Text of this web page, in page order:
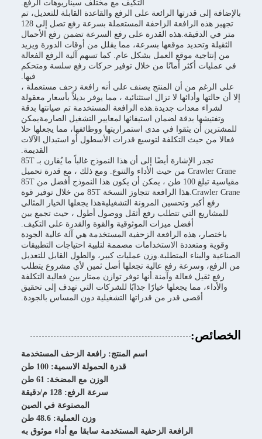
التكيف مع مختلف سيناريوهات الرفع.
بالإضافة إلى قدرتها الرائعة على الرفع والقاعدة القابلة للتعديل، تم
تجهيز هذه الرافعة الزاحفة المستعملة بسرعة رفع تصل إلى 128
متر في الدقيقة.هذه القدرة على رفع السرعة تضمن رفع الأحمال
الثقيلة وتحديد موقعها بسرعة، مما يقلل من أوقات الدورة ويزيد
من إنتاجية موقع العمل بشكل عام. كما تسهم آلية الرفع الفعالة
في عمليات أكثر أمانًا من خلال توفير حركات رفع سلسة ومتحكم
فيها.
على الرغم من أن المنتج يصنف على أنه رافعة زحف مستعملة ،
إلا أن حالتها وأدائها لا تزال استثنائية ، مما يوفر بديلاً بأسعار معقولة
لشراء معدات جديدة.هذه الرافعة المستخدمة تم صيانتها بدقة
وتفتيشها بدقة لضمان استيفائها لمعايير التشغيل الصارمةيمكن
للمشترين أن يثقوا في مدى استمراريتها ووظائفها، مما يجعلها حلا
فعالا من حيث التكلفة لتوسيع قدرات الأسطول أو استبدال الآلات
القديمة.
تجدر الإشارة أيضًا إلى أن هذا النموذج غالباً ما يُقارن بـ 85T
Crawler Crane من حيث الأداء والتنوع. ومع ذلك ، مع قدرة تحميل
مقياسية تبلغ 100 طن ، يمكن أن يكون هذا النموذج أفضل من 85T
Crawler Crane.هذا الرافعة تتجاوز النسخة 85T من خلال توفير قوة
رفع أكبر وتحسين المرونة التشغيليةهذا يجعلها الخيار المثالي
للمشاريع التي تتطلب رفع أثقل ووصول أطول ، حيث تجمع بين
أفضل ميزات الموثوقية والقوة والقدرة على التكيف.
باختصار، هذه الرافعة الزحفية المستخدمة هي آلة عالية الجودة
وقوية ومتعددة الاستخدامات مصممة لتلبية احتياجات التطبيقات
الصناعية والبناء المتطلبة.وزن عمليات كبير، والطول القابل للتعديل
من الرفع، وسرعة رفع عالية تجعلها أصل ثمين لأي مشروع يتطلب
رفع ثقيل فعالة وآمنة.أنها توفر توازن ممتاز بين فعالية التكلفة
والأداء، مما يجعلها خيارًا جذابًا للشركات التي تهدف إلى تحقيق
أقصى قدر من قدراتها التشغيلية دون المساس بالجودة.
الخصائص:
اسم المنتج: رافعة الزحف المستخدمة
قدرة الحمولة الاسمية: 100 طن
الوزن مع المضخة: 61 طن
سرعة الرفع: 128 م/دقيقة
المصنوعة في الصين
وزن العملية: 48.6 طن
الرافعة الزحفية المستخدمة سابقا مع أداء موثوق به